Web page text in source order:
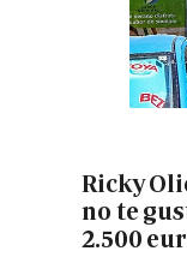
Ricky
no te
2.500